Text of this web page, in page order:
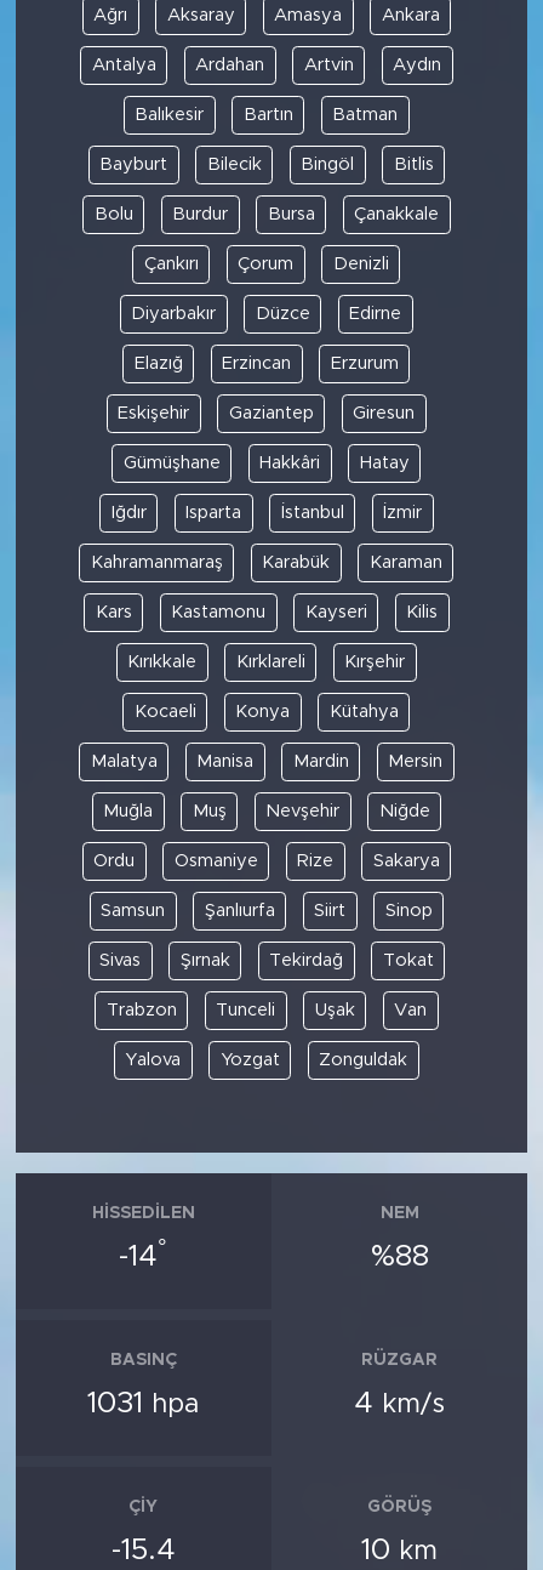
Ağrı Aksaray Amasya Ankara
Antalya Ardahan Artvin Aydın
Balıkesir Bartın Batman
Bayburt Bilecik Bingöl Bitlis
Bolu Burdur Bursa Çanakkale
Çankırı Çorum Denizli
Diyarbakır Düzce Edirne
Elazığ Erzincan Erzurum
Eskişehir Gaziantep Giresun
Gümüşhane Hakkâri Hatay
Iğdır Isparta İstanbul İzmir
Kahramanmaraş Karabük Karaman
Kars Kastamonu Kayseri Kilis
Kırıkkale Kırklareli Kırşehir
Kocaeli Konya Kütahya
Malatya Manisa Mardin Mersin
Muğla Muş Nevşehir Niğde
Ordu Osmaniye Rize Sakarya
Samsun Şanlıurfa Siirt Sinop
Sivas Şırnak Tekirdağ Tokat
Trabzon Tunceli Uşak Van
Yalova Yozgat Zonguldak
HISSEDILEN
-14°
NEM
%88
BASINÇ
1031 hpa
RÜZGAR
4 km/s
ÇIY
-15.4
GÖRÜŞ
10 km